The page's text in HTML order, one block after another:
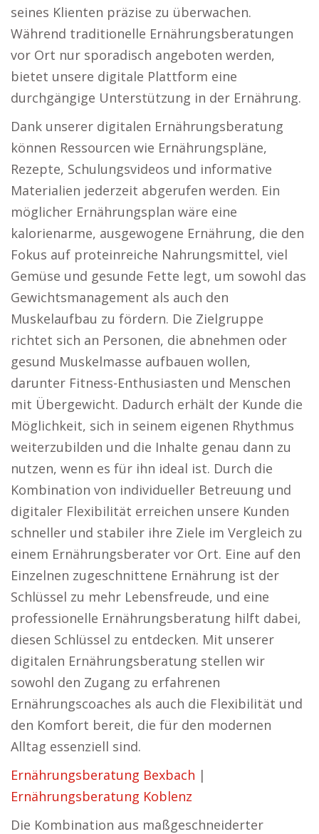
seines Klienten präzise zu überwachen.
Während traditionelle Ernährungsberatungen
vor Ort nur sporadisch angeboten werden,
bietet unsere digitale Plattform eine
durchgängige Unterstützung in der Ernährung.
Dank unserer digitalen Ernährungsberatung
können Ressourcen wie Ernährungspläne,
Rezepte, Schulungsvideos und informative
Materialien jederzeit abgerufen werden. Ein
möglicher Ernährungsplan wäre eine
kalorienarme, ausgewogene Ernährung, die den
Fokus auf proteinreiche Nahrungsmittel, viel
Gemüse und gesunde Fette legt, um sowohl das
Gewichtsmanagement als auch den
Muskelaufbau zu fördern. Die Zielgruppe
richtet sich an Personen, die abnehmen oder
gesund Muskelmasse aufbauen wollen,
darunter Fitness-Enthusiasten und Menschen
mit Übergewicht. Dadurch erhält der Kunde die
Möglichkeit, sich in seinem eigenen Rhythmus
weiterzubilden und die Inhalte genau dann zu
nutzen, wenn es für ihn ideal ist. Durch die
Kombination von individueller Betreuung und
digitaler Flexibilität erreichen unsere Kunden
schneller und stabiler ihre Ziele im Vergleich zu
einem Ernährungsberater vor Ort. Eine auf den
Einzelnen zugeschnittene Ernährung ist der
Schlüssel zu mehr Lebensfreude, und eine
professionelle Ernährungsberatung hilft dabei,
diesen Schlüssel zu entdecken. Mit unserer
digitalen Ernährungsberatung stellen wir
sowohl den Zugang zu erfahrenen
Ernährungscoaches als auch die Flexibilität und
den Komfort bereit, die für den modernen
Alltag essenziell sind.
Ernährungsberatung Bexbach |
Ernährungsberatung Koblenz
Die Kombination aus maßgeschneiderter